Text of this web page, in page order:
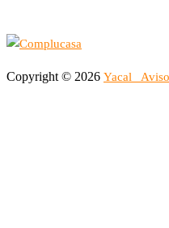
Copyright © 2026 Yacal